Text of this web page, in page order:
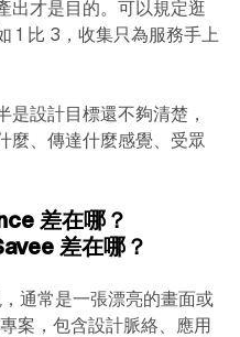
出才是目的。可以規定逛
1 比 3，收集只為服務手上
設計目標還不夠清楚，
麼、傳達什麼感覺、受眾
差在哪？
差在哪？
通常是一張漂亮的畫面或
案，包含設計脈絡、應用